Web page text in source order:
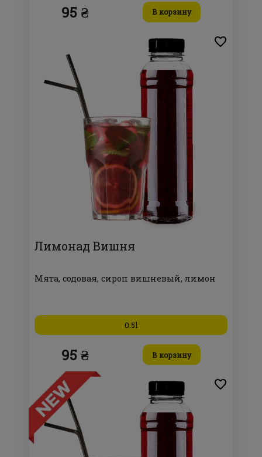
95 ₴ В корзину
Лимонад Вишня
Мята, содовая, сироп вишневый, лимон
0.5l
95 ₴ В корзину